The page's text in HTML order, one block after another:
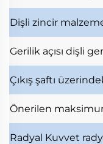
Dişli zincir
Gerilik açısı dişli
Çıkış şaftı
Önerilen
Radyal Kuvvet